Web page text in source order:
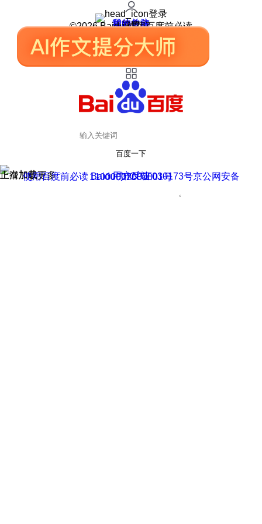
登录
我的关注
我的收藏
皮肤中心
用户反馈
设置
©2026 Baidu 使用百度前必读
百度一下
正在加载
上滑加载更多 用户反馈
使用百度前必读 Baidu 京ICP证030173号
京公网安备11000002000001号